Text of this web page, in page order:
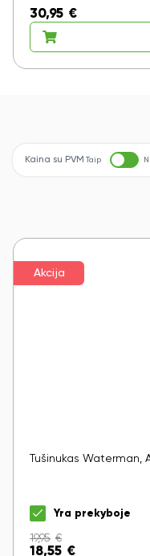
30,95 €
Kaina su PVM Taip
Akcija
Tušinukas Waterman,
Yra prekyboje
19,95 €
18,55 €